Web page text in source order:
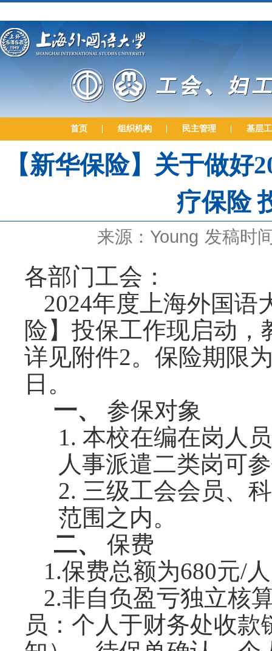
首页 组织机构 民主管理 基层
【新华保险】关于做好
疗保险
来源：Young 发稿时
各部门工会：
2024年度上海外国语
险】投保工作现启动
详见附件2。保险期限
日。
一、 参保对象
1. 本校在编在岗人
人事派遣二类岗可
2. 三级工会会员、
范围之内。
二、 保费
1.保费总额为680元/人
2.非自负盈亏独立核
员： 个人于财务处收款